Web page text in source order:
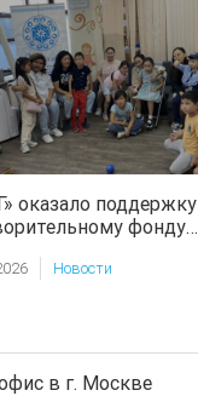
оказало поддержку
фонду
Новости
в г. Москве